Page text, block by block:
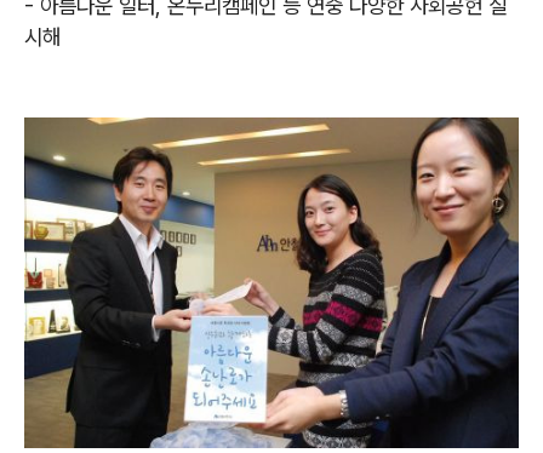
- 아름다운 일터, 온누리캠페인 등 연중 다양한 사회공헌 실
시해